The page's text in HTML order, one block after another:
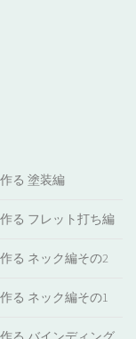
る 塗装編
る フレット打ち編
る ネック編その2
る ネック編その1